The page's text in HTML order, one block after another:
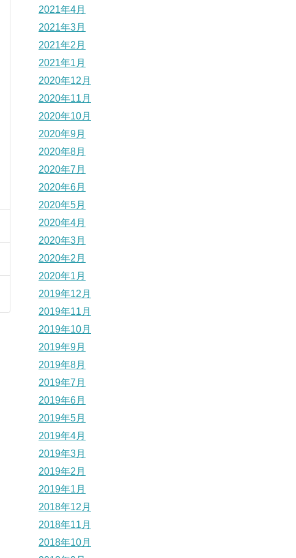
2021年4月
2021年3月
2021年2月
2021年1月
2020年12月
2020年11月
2020年10月
2020年9月
2020年8月
2020年7月
2020年6月
2020年5月
2020年4月
2020年3月
2020年2月
2020年1月
2019年12月
2019年11月
2019年10月
2019年9月
2019年8月
2019年7月
2019年6月
2019年5月
2019年4月
2019年3月
2019年2月
2019年1月
2018年12月
2018年11月
2018年10月